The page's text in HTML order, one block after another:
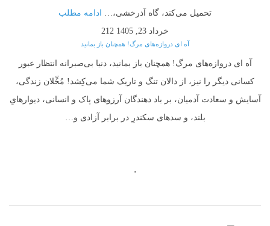
تحمیل می‌کند، گاه آذرخشی،… ادامه مطلب
خرداد 23, 1405
212
آه ای دروازه‌های مرگ! همچنان باز بمانید
آه ای دروازه‌های مرگ! همچنان باز بمانید، دنیا بی‌صبرانه انتظار عبور
کسانی دیگر را نیز، از دالان تنگ و تاریک شما می‌کِشد! مُخِّلان زندگی،
آسایش و سعادت آدمیان، بر باد دهندگان آرزوهای پاک و انسانی، دیوارهایِ
بلند، و سدهای سکندرِ در برابر آزادی و…
.